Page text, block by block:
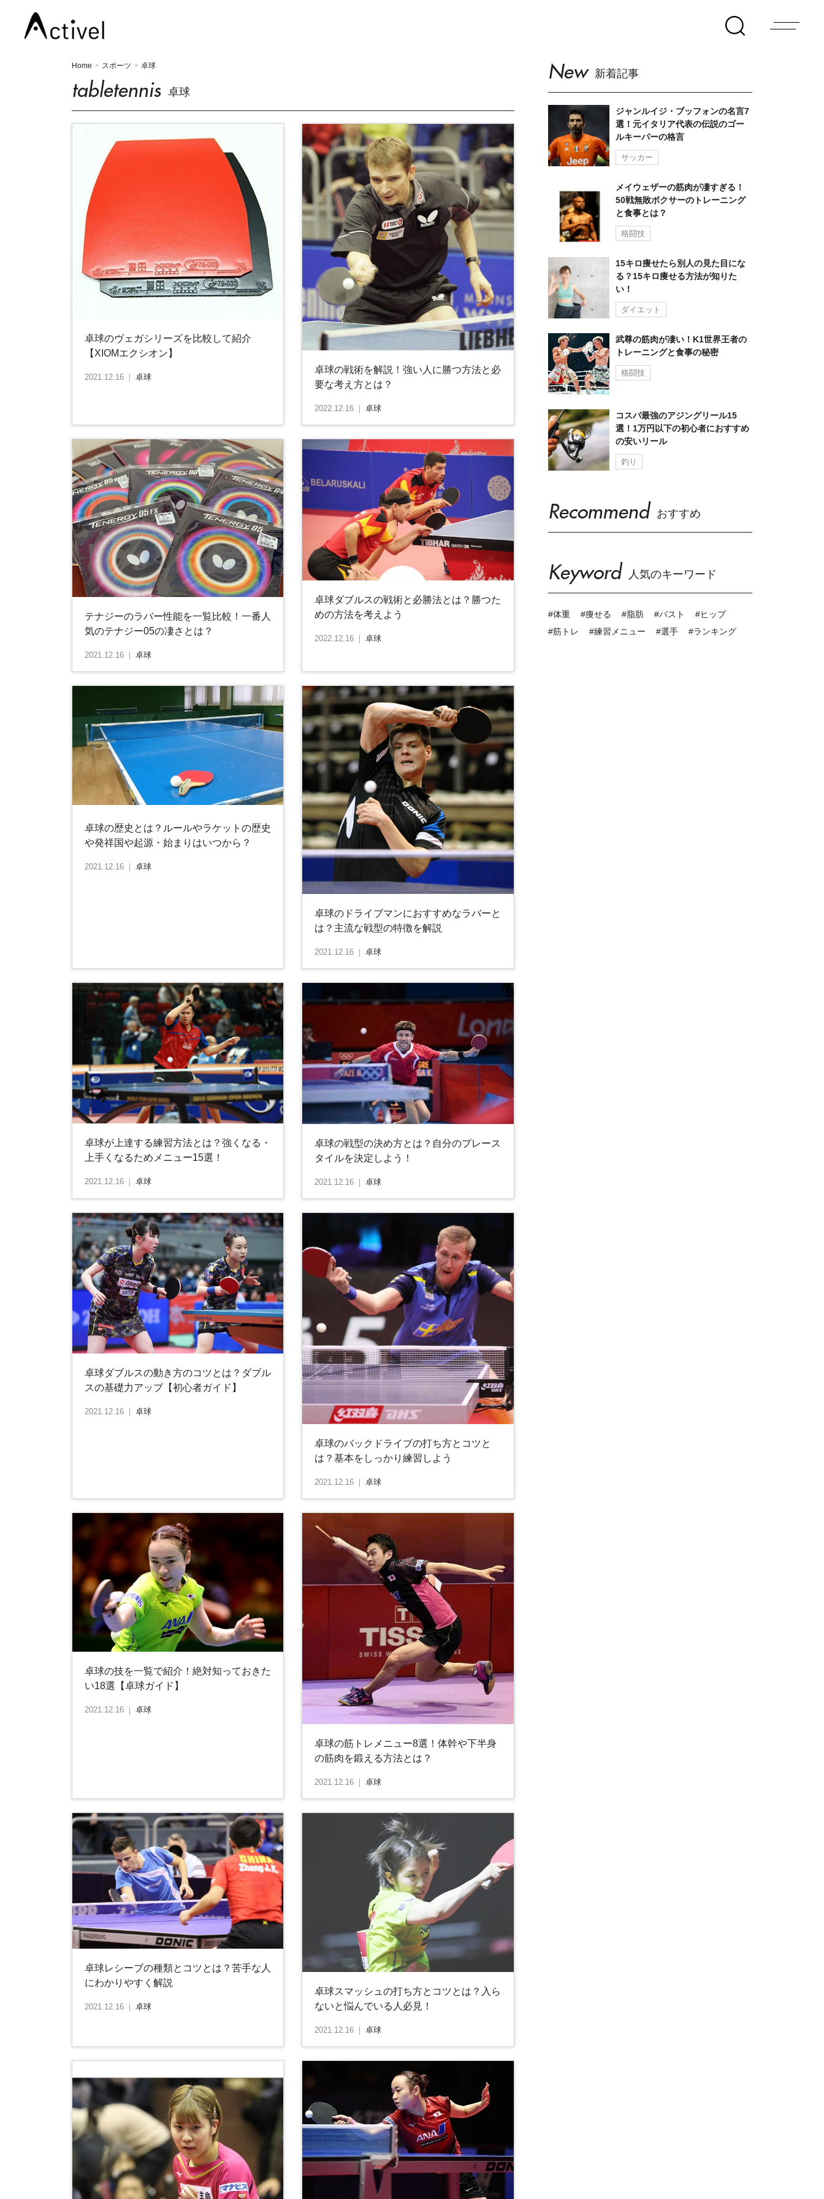
Home > スポーツ > 卓球
tabletennis 卓球
卓球のヴェガシリーズを比較して紹介
【XIOMエクシオン】
2021.12.16 ｜ 卓球
卓球の戦術を解説！強い人に勝つ方法と必
要な考え方とは？
2022.12.16 ｜ 卓球
テナジーのラバー性能を一覧比較！一番人
気のテナジー05の凄さとは？
2021.12.16 ｜ 卓球
卓球ダブルスの戦術と必勝法とは？勝つた
めの方法を考えよう
2022.12.16 ｜ 卓球
卓球の歴史とは？ルールやラケットの歴史
や発祥国や起源・始まりはいつから？
2021.12.16 ｜ 卓球
卓球のドライブマンにおすすめなラバーと
は？主流な戦型の特徴を解説
2021.12.16 ｜ 卓球
卓球が上達する練習方法とは？強くなる・
上手くなるためメニュー15選！
2021.12.16 ｜ 卓球
卓球の戦型の決め方とは？自分のプレース
タイルを決定しよう！
2021.12.16 ｜ 卓球
卓球ダブルスの動き方のコツとは？ダブル
スの基礎力アップ【初心者ガイド】
2021.12.16 ｜ 卓球
卓球のバックドライブの打ち方とコツと
は？基本をしっかり練習しよう
2021.12.16 ｜ 卓球
卓球の技を一覧で紹介！絶対知っておきた
い18選【卓球ガイド】
2021.12.16 ｜ 卓球
卓球の筋トレメニュー8選！体幹や下半身
の筋肉を鍛える方法とは？
2021.12.16 ｜ 卓球
卓球レシーブの種類とコツとは？苦手な人
にわかりやすく解説
2021.12.16 ｜ 卓球
卓球スマッシュの打ち方とコツとは？入ら
ないと悩んでいる人必見！
2021.12.16 ｜ 卓球
New 新着記事
ジャンルイジ・ブッフォンの名言7
選！元イタリア代表の伝説のゴー
ルキーパーの格言
サッカー
メイウェザーの筋肉が凄すぎる！
50戦無敗ボクサーのトレーニング
と食事とは？
格闘技
15キロ痩せたら別人の見た目にな
る？15キロ痩せる方法が知りた
い！
ダイエット
武尊の筋肉が凄い！K1世界王者の
トレーニングと食事の秘密
格闘技
コスパ最強のアジングリール15
選！1万円以下の初心者におすすめ
の安いリール
釣り
Recommend おすすめ
Keyword 人気のキーワード
#体重 #痩せる #脂肪 #バスト
#ヒップ
#筋トレ
#練習メニュー #選手 #ランキング